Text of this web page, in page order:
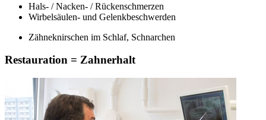
Hals- / Nacken- / Rückenschmerzen
Wirbelsäulen- und Gelenkbeschwerden
Zähneknirschen im Schlaf, Schnarchen
Restauration = Zahnerhalt